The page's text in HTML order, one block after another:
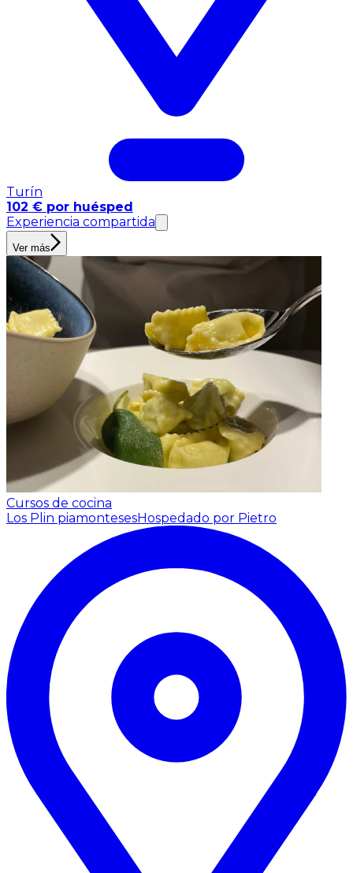
Turín
102 € por huésped
Experiencia compartida
Ver más
Cursos de cocina
Los Plin piamontesesHospedado por Pietro